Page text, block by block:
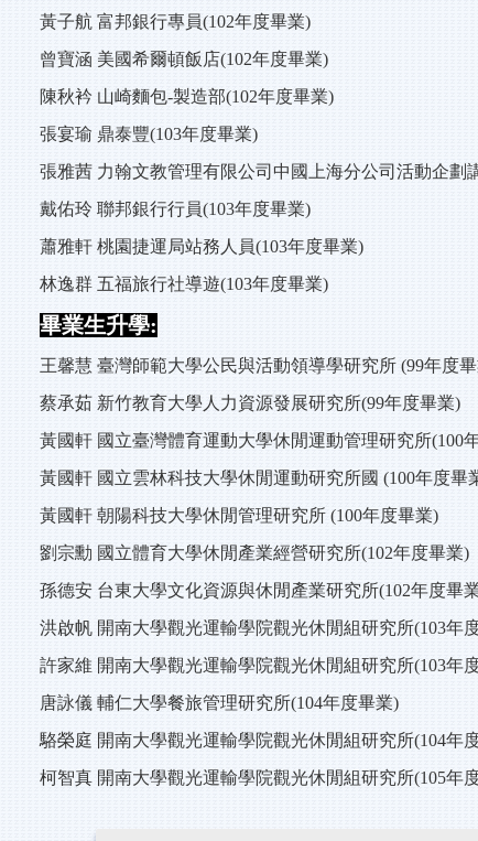
黃子航 富邦銀行專員(102年度畢業)
曾寶涵 美國希爾頓飯店(102年度畢業)
陳秋衿 山崎麵包-製造部(102年度畢業)
張宴瑜 鼎泰豐(103年度畢業)
張雅茜 力翰文教管理有限公司中國上海分公司活動企劃
戴佑玲 聯邦銀行行員(103年度畢業)
蕭雅軒 桃園捷運局站務人員(103年度畢業)
林逸群 五福旅行社導遊(103年度畢業)
畢業生升學:
王馨慧 臺灣師範大學公民與活動領導學研究所 (99年度
蔡承茹 新竹教育大學人力資源發展研究所(99年度畢業)
黃國軒 國立臺灣體育運動大學休閒運動管理研究所(100
黃國軒 國立雲林科技大學休閒運動研究所國 (100年度畢
黃國軒 朝陽科技大學休閒管理研究所 (100年度畢業)
劉宗勳 國立體育大學休閒產業經營研究所(102年度畢業)
孫德安 台東大學文化資源與休閒產業研究所(102年度畢
洪啟帆 開南大學觀光運輸學院觀光休閒組研究所(103年
許家維 開南大學觀光運輸學院觀光休閒組研究所(103年
唐詠儀 輔仁大學餐旅管理研究所(104年度畢業)
駱榮庭 開南大學觀光運輸學院觀光休閒組研究所(104年
柯智真 開南大學觀光運輸學院觀光休閒組研究所(105年